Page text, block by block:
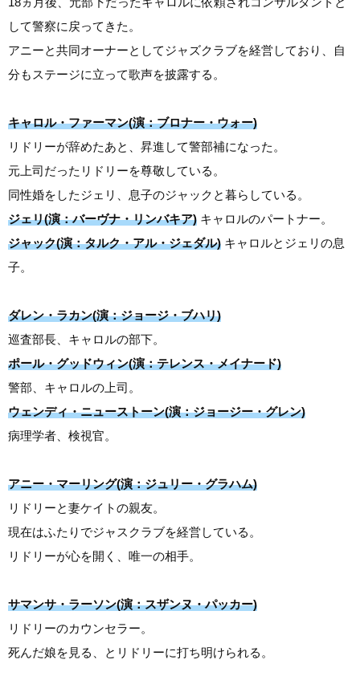
して警察に戻ってきた。
アニーと共同オーナーとしてジャズクラブを経営しており、自
分もステージに立って歌声を披露する。
キャロル・ファーマン(演：ブロナー・ウォー)
リドリーが辞めたあと、昇進して警部補になった。
元上司だったリドリーを尊敬している。
同性婚をしたジェリ、息子のジャックと暮らしている。
ジェリ(演：バーヴナ・リンバキア) キャロルのパートナー。
ジャック(演：タルク・アル・ジェダル) キャロルとジェリの息
子。
ダレン・ラカン(演：ジョージ・ブハリ)
巡査部長、キャロルの部下。
ポール・グッドウィン(演：テレンス・メイナード)
警部、キャロルの上司。
ウェンディ・ニューストーン(演：ジョージー・グレン)
病理学者、検視官。
アニー・マーリング(演：ジュリー・グラハム)
リドリーと妻ケイトの親友。
現在はふたりでジャスクラブを経営している。
リドリーが心を開く、唯一の相手。
サマンサ・ラーソン(演：スザンヌ・パッカー)
リドリーのカウンセラー。
死んだ娘を見る、とリドリーに打ち明けられる。